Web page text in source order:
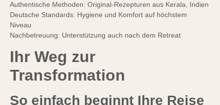
Authentische Methoden: Original-Rezepturen aus Kerala, Indien
Deutsche Standards: Hygiene und Komfort auf höchstem
Niveau
Nachbetreuung: Unterstützung auch nach dem Retreat
Ihr Weg zur
Transformation
So einfach beginnt Ihre Reise